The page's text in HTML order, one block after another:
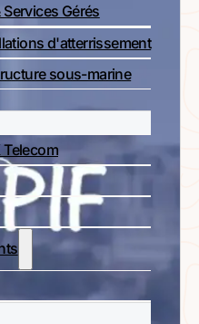
Gérés
d'atterrissement
sous-marine